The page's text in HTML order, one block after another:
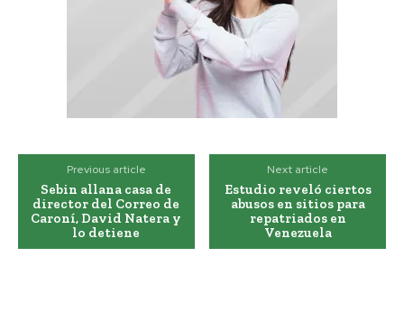
Previous article
Sebin allana casa de
director del Correo de
Caroní, David Natera y
lo detiene
Next article
Estudio reveló ciertos
abusos en sitios para
repatriados en
Venezuela